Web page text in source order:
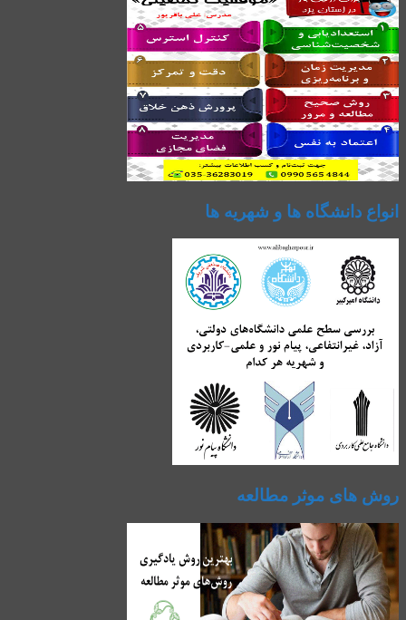
انواع دانشگاه ها و شهریه ها
روش های موثر مطالعه